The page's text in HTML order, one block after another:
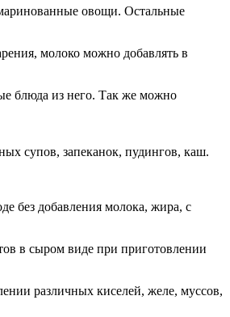
овощи. Остальные
молоко можно добавлять в
блюда из него. Так же можно
супов, запеканок, пудингов, каш.
без добавления молока, жира, с
в сыром виде при приготовлении
различных киселей, желе, муссов,